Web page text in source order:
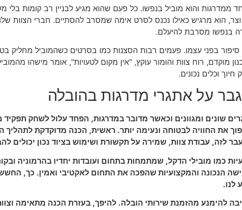
והוא מוביל בנפשו. כל פעם שהוא מגיע לבניין רב קומות בלי
הוא מרגיש כאילו נכנס לסרט אימה שמסרב להסתיים. חברי הצוות
בנפשו מסרבת להיעלם.
בפני עצמו. פעמים רבות הסצנות כמו בסרטים כשהמוביל מחליק
מוקדם, רוח צוות והומור עוקץ, "אין מקום לטעויות", אומר מישהו
וכלים נכונים.
על אתגרי מדרגות בהובלה
שונים ומגוונים וכאשר מדובר במדרגות, הפחד עלול לשחק תפקיד
את החוויה לבטוחה ונעימה יותר. ראשית, הכנה מדוקדקת
לזה, עבודת צוות, שמירה על תקשורת ושימוש בציוד נכון יכולים
כמו מובילי הדקל, שמתמחות בתחום ועובדות יחדיו בהרמוניה
הנכונה והמקצועיות שהפכה את התחום לאקטיבי ואמין. כך,
לנו.
להימנע מהזמנת שירותי הובלה. להיפך, בעזרת הכנה מתאימה